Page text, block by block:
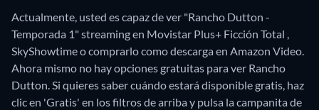
Actualmente, usted es capaz de ver "Rancho Dutton -
Temporada 1" streaming en Movistar Plus+ Ficción Total ,
SkyShowtime o comprarlo como descarga en Amazon Video.
Ahora mismo no hay opciones gratuitas para ver Rancho
Dutton. Si quieres saber cuándo estará disponible gratis, haz
clic en 'Gratis' en los filtros de arriba y pulsa la campanita de